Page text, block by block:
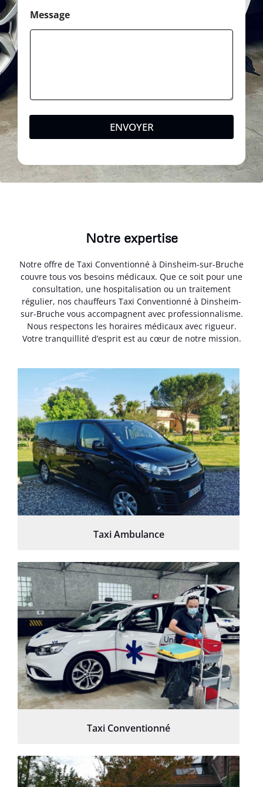
Message
ENVOYER
Notre expertise
Notre offre de Taxi Conventionné à Dinsheim-sur-Bruche
couvre tous vos besoins médicaux. Que ce soit pour une
consultation, une hospitalisation ou un traitement
régulier, nos chauffeurs Taxi Conventionné à Dinsheim-
sur-Bruche vous accompagnent avec professionnalisme.
Nous respectons les horaires médicaux avec rigueur.
Votre tranquillité d’esprit est au cœur de notre mission.
Taxi Ambulance
Taxi Conventionné